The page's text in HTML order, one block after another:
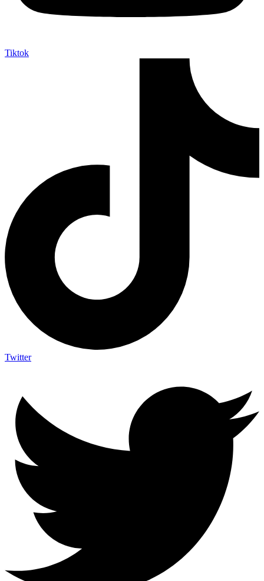
Tiktok
Twitter